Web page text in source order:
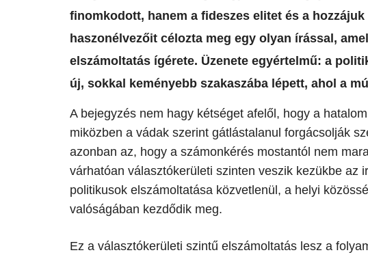
finomkodott, hanem a fideszes elitet és a
haszonélvezőit célozta meg egy olyan írással,
elszámoltatás ígérete. Üzenete egyértelmű: a
új, sokkal keményebb szakaszába lépett, ahol a
A bejegyzés nem hagy kétséget afelől, hogy a
miközben a vádak szerint gátlástalanul forgácsolják
azonban az, hogy a számonkérés mostantól nem
várhatóan választókerületi szinten veszik kezükbe az
politikusok elszámoltatása közvetlenül, a helyi
valóságában kezdődik meg.
​Ez a választókerületi szintű elszámoltatás lesz a